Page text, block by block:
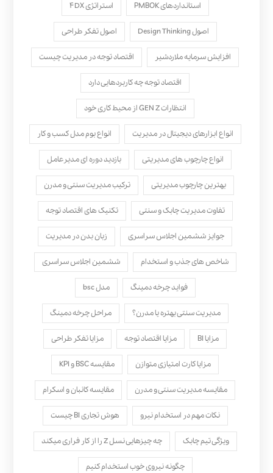
استانداردهای PMBOK استراتژی ۴DX
اصول Design Thinking اصول تفکر طراحی
افزایش سرمایه ملاردشیر اقتصاد توجه در مدیریت چیست
اقتصاد توجه چه کاربردهایی دارد
انتظارات GEN Z از محیط کاری خود
انواع ابزارهای دیجیتال در مدیریت انواع بوم مدل کسب‌ و کار
انواع چارچوب های مدیریتی بازدید دوره ای مدیرعامل
بهترین چارچوب مدیریتی ترکیب مدیریت سنتی و مدرن
تفاوت مدیریت چابک و سنتی تکنیک های اقتصاد توجه
جوایز ششمین اجلاس سراسری زبان بدن در مدیریت
شاخص های جذب و استخدام ششمین اجلاس سراسری
فواید چرخه دمینگ مدل bsc
مدیریت سنتی بهتره یا مدرن؟ مراحل چرخه دمینگ
مزایا BI مزایا اقتصاد توجه مزایا تفکر طراحی
مزایا کارت امتیازی متوازن مقایسه BSC و KPI
مقایسه مدیریت سنتی و مدرن مقایسه کانبان و اسکرام
نکات مهم در استخدام نیرو هوش تجاری BI چیست
ویژگی تیم چابک چه چیزهایی نسل Z را از کار فراری میکند
چگونه نیروی خوب استخدام کنیم